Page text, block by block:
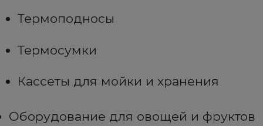
Термоподносы
Термосумки
Кассеты для мойки и хранения
Оборудование для овощей и фруктов